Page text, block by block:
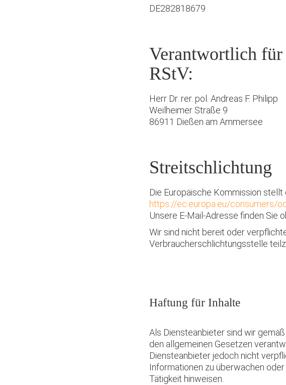
DE282818679
Verantwortlich für
RStV:
Herr Dr. rer. pol. Andreas F. Philipp
Weilheimer Straße 9
86911 Dießen am Ammersee
Streitschlichtung
Die Europäische Kommission
https://ec.europa.eu/consumers/
Unsere E-Mail-Adresse finden Sie
Wir sind nicht bereit oder
Verbraucherschlichtungsstelle
Haftung für Inhalte
Als Diensteanbieter sind wir
den allgemeinen Gesetzen
Diensteanbieter jedoch nicht
Informationen zu überwachen
Tätigkeit hinweisen.